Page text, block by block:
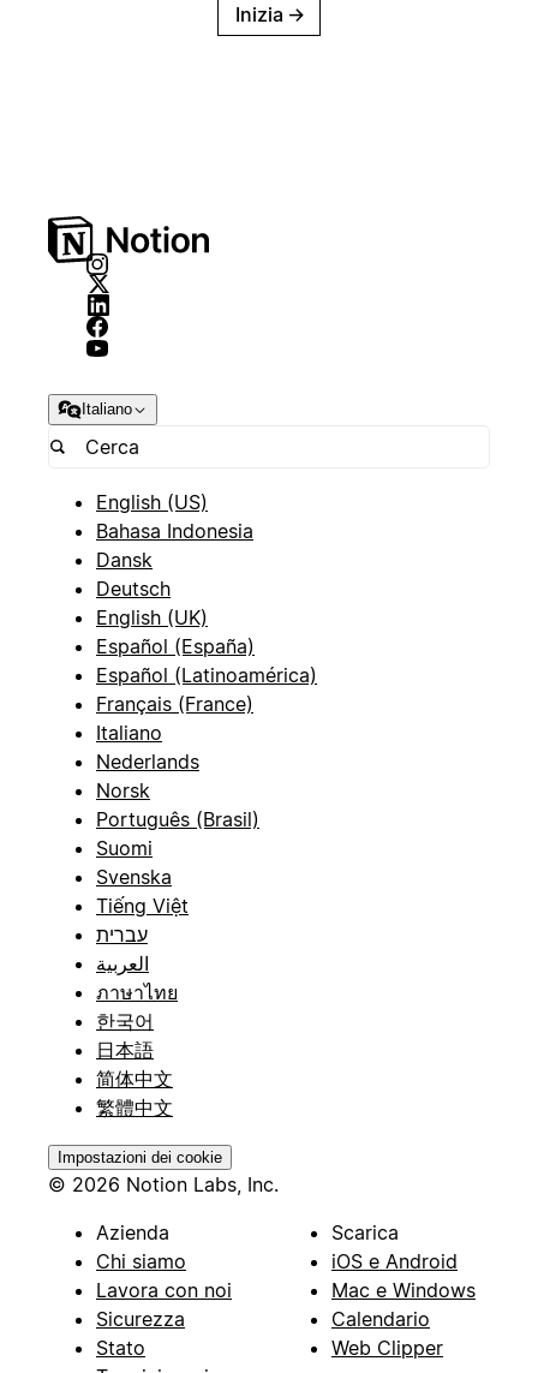
Inizia →
Italiano
English (US)
Bahasa Indonesia
Dansk
Deutsch
English (UK)
Español (España)
Español (Latinoamérica)
Français (France)
Italiano
Nederlands
Norsk
Português (Brasil)
Suomi
Svenska
Tiếng Việt
עברית
العربية
ภาษาไทย
한국어
日本語
简体中文
繁體中文
Impostazioni dei cookie
© 2026 Notion Labs, Inc.
Azienda
Chi siamo
Lavora con noi
Sicurezza
Stato
Scarica
iOS e Android
Mac e Windows
Calendario
Web Clipper